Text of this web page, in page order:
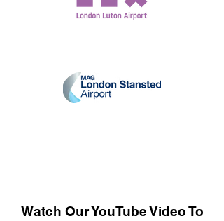
Watch Our YouTube Video To